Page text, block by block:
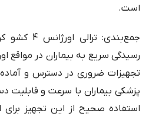
است.
جمع‌بندی:
رسیدگی سریع به بیماران در مواقع
تجهیزات ضروری در دسترس و آماده
پزشکی بیماران با سرعت و قابلیت
استفاده صحیح از این تجهیز